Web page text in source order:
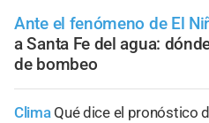
Ante el fenómeno de El
a Santa Fe del agua:
de bombeo
Clima Qué dice el pronóstico